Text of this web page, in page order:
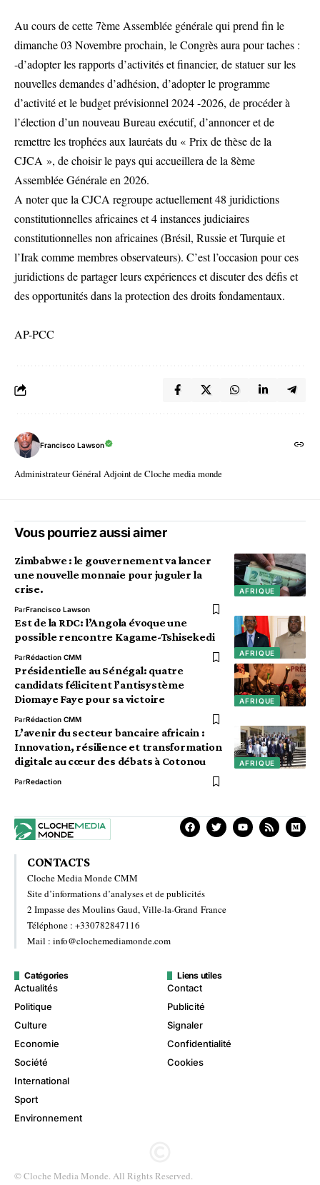
Au cours de cette 7ème Assemblée générale qui prend fin le
dimanche 03 Novembre prochain, le Congrès aura pour taches :
-d’adopter les rapports d’activités et financier, de statuer sur les
nouvelles demandes d’adhésion, d’adopter le programme
d’activité et le budget prévisionnel 2024 -2026, de procéder à
l’élection d’un nouveau Bureau exécutif, d’annoncer et de
remettre les trophées aux lauréats du « Prix de thèse de la
CJCA », de choisir le pays qui accueillera de la 8ème
Assemblée Générale en 2026.
A noter que la CJCA regroupe actuellement 48 juridictions
constitutionnelles africaines et 4 instances judiciaires
constitutionnelles non africaines (Brésil, Russie et Turquie et
l’Irak comme membres observateurs). C’est l’occasion pour ces
juridictions de partager leurs expériences et discuter des défis et
des opportunités dans la protection des droits fondamentaux.
AP-PCC
Francisco Lawson
Administrateur Général Adjoint de Cloche media monde
Vous pourriez aussi aimer
AFRIQUE
Zimbabwe : le gouvernement va lancer
une nouvelle monnaie pour juguler la
crise.
ParFrancisco Lawson
AFRIQUE
Est de la RDC: l’Angola évoque une
possible rencontre Kagame-Tshisekedi
ParRédaction CMM
AFRIQUE
Présidentielle au Sénégal: quatre
candidats félicitent l’antisystème
Diomaye Faye pour sa victoire
ParRédaction CMM
AFRIQUE
L’avenir du secteur bancaire africain :
Innovation, résilience et transformation
digitale au cœur des débats à Cotonou
ParRedaction
CONTACTS
Cloche Media Monde CMM
Site d’informations d’analyses et de publicités
2 Impasse des Moulins Gaud, Ville-la-Grand France
Téléphone : +330782847116
Mail : info@clochemediamonde.com
Catégories
Actualités
Politique
Culture
Economie
Société
International
Sport
Environnement
Liens utiles
Contact
Publicité
Signaler
Confidentialité
Cookies
© Cloche Media Monde. All Rights Reserved.